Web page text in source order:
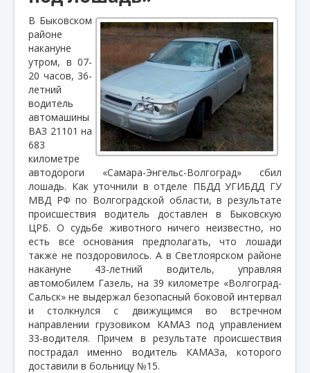
В Быковском
районе
накануне
утром, в 07-
20 часов, 36-
летний
водитель
автомашины
ВАЗ 21101 на
683
километре
автодороги «Самара-Энгельс-Волгоград» сбил
лошадь. Как уточнили в отделе ПБДД УГИБДД ГУ
МВД РФ по Волгоградской области, в результате
происшествия водитель доставлен в Быковскую
ЦРБ. О судьбе животного ничего неизвестно, но
есть все основания предполагать, что лошади
также не поздоровилось. А в Светлоярском районе
накануне 43-летний водитель, управляя
автомобилем Газель, на 39 километре «Волгоград-
Сальск» не выдержал безопасный боковой интервал
и столкнулся с движущимся во встречном
направлении грузовиком КАМАЗ под управлением
33-водителя. Причем в результате происшествия
пострадал именно водитель КАМАЗа, которого
доставили в больницу №15.